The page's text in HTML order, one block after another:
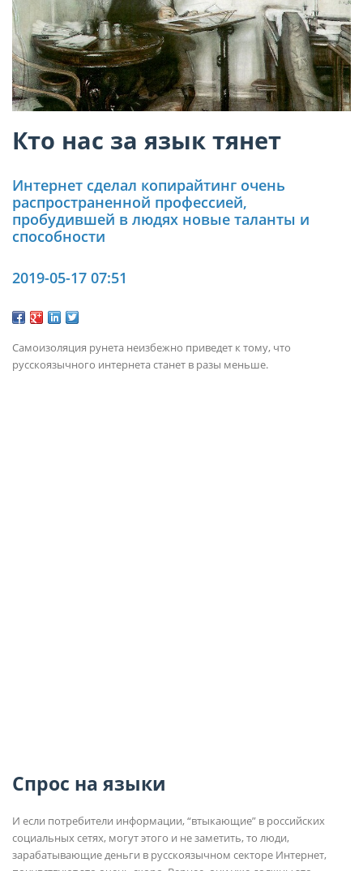
Кто нас за язык тянет
Интернет сделал копирайтинг очень
распространенной профессией,
пробудившей в людях новые таланты и
способности
2019-05-17 07:51
Самоизоляция рунета неизбежно приведет к тому, что
русскоязычного интернета станет в разы меньше.
Спрос на языки
И если потребители информации, “втыкающие” в российских
социальных сетях, могут этого и не заметить, то люди,
зарабатывающие деньги в русскоязычном секторе Интернет,